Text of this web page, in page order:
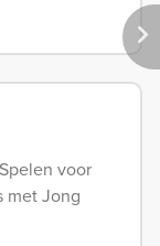
voor
met Jong